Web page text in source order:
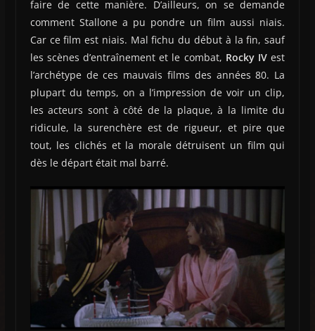
faire de cette manière. D’ailleurs, on se demande
comment Stallone a pu pondre un film aussi niais.
Car ce film est niais. Mal fichu du début à la fin, sauf
les scènes d’entraînement et le combat, Rocky IV est
l’archétype de ces mauvais films des années 80. La
plupart du temps, on a l’impression de voir un clip,
les acteurs sont à côté de la plaque, à la limite du
ridicule, la surenchère est de rigueur, et pire que
tout, les clichés et la morale détruisent un film qui
dès le départ était mal barré.